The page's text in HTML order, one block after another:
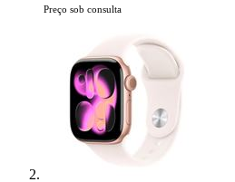
Preço sob consulta